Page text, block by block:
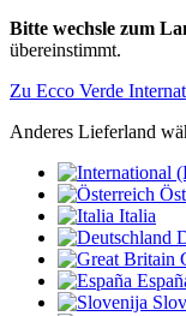
Bitte wechsle zum
übereinstimmt.
Zu Ecco Verde
Anderes Lieferland
Italia